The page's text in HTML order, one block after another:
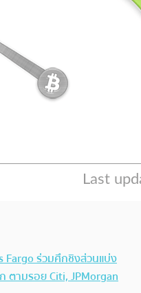
Fargo ร่วมศึกชิงส่วนแบ่ง
ตามรอย Citi, JPMorgan